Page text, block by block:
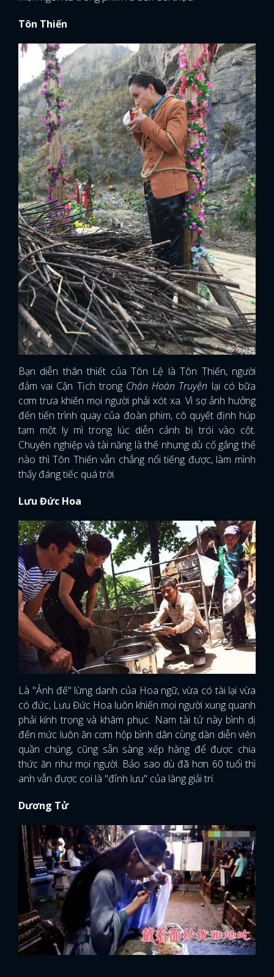
Tôn Thiến
Bạn diễn thân thiết của Tôn Lệ là Tôn Thiến, người
đảm vai Cận Tịch trong Chân Hoàn Truyện lại có bữa
cơm trưa khiến mọi người phải xót xa. Vì sợ ảnh hưởng
đến tiến trình quay của đoàn phim, cô quyết định húp
tạm một ly mì trong lúc diễn cảnh bị trói vào cột.
Chuyên nghiệp và tài năng là thế nhưng dù cố gắng thế
nào thì Tôn Thiến vẫn chẳng nổi tiếng được, làm mình
thấy đáng tiếc quá trời.
Lưu Đức Hoa
Là "Ảnh đế" lừng danh của Hoa ngữ, vừa có tài lại vừa
có đức, Lưu Đức Hoa luôn khiến mọi người xung quanh
phải kính trọng và khâm phục. Nam tài tử này bình dị
đến mức luôn ăn cơm hộp bình dân cùng dàn diễn viên
quần chúng, cũng sẵn sàng xếp hàng để được chia
thức ăn như mọi người. Bảo sao dù đã hơn 60 tuổi thì
anh vẫn được coi là "đỉnh lưu" của làng giải trí.
Dương Tử